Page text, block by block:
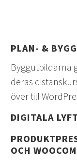
PLAN- &
Byggutbildarna
deras
över till
DIGITALA
OCH